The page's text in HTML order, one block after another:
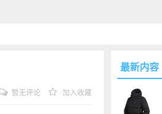
暂无评论 加入收藏
最新内容